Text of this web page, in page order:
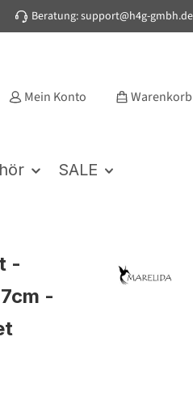
Beratung: support@h4g-gmbh.de
Mein Konto Warenkorb
SALE
-
-